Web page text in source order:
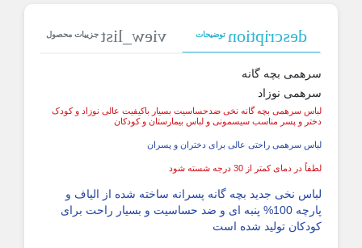
descriptionتوضیحات view_listجزییات محصول
سرهمی بچه گانه
سرهمی نوزاد
لباس سرهمی بچه گانه نخی ضدحساسیت بسیار باکیفیت عالی نوزاد و کودک
دختر و پسر مناسب سیسمونی و لباس بیمارستان و کودکان
لباس سرهمی راحتی عالی برای دختران و پسران
لطفاً در دمای کمتر از 30 درجه شسته شود
لباس نخی جدید بچه گانه پسرانه ساخته شده از الیاف و
پارچه 100% پنبه ای و ضد حساسیت و بسیار راحت برای
کودکان تولید شده است